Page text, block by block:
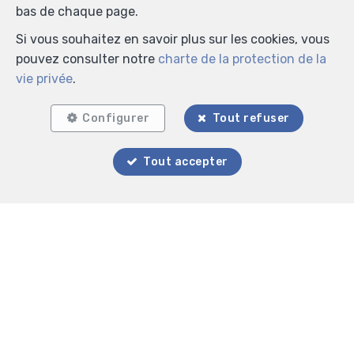
bas de chaque page.
Si vous souhaitez en savoir plus sur les cookies, vous
pouvez consulter notre charte de la protection de la
vie privée.
Configurer Tout refuser
Tout accepter